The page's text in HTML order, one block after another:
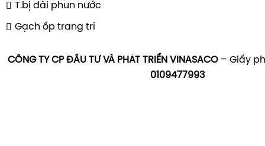
T.bị đài phun nước
Gạch ốp trang trí
CÔNG TY CP ĐẦU TƯ VÀ PHÁT TRIỂN VINASACO – Giấy
0109477993